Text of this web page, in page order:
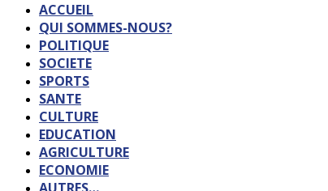
ACCUEIL
QUI SOMMES-NOUS?
POLITIQUE
SOCIETE
SPORTS
SANTE
CULTURE
EDUCATION
AGRICULTURE
ECONOMIE